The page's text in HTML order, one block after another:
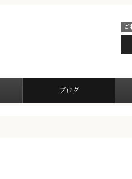
ブログ